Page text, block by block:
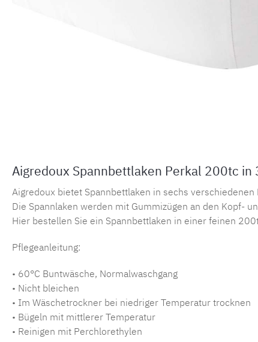
Aigredoux Spannbettlaken Perkal 200tc in
Aigredoux bietet Spannbettlaken in sechs
Die Spannlaken werden mit Gummizügen an den Kopf-
Hier bestellen Sie ein Spannbettlaken in einer feinen
Pflegeanleitung:
• 60°C Buntwäsche, Normalwaschgang
• Nicht bleichen
• Im Wäschetrockner bei niedriger Temperatur trocknen
• Bügeln mit mittlerer Temperatur
• Reinigen mit Perchlorethylen